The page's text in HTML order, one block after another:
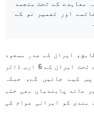
معاہدے کے تحت منجمد
اور تعمیر نو کے
ایران کے صدر مسعود
پزشکیان نے کہا ہے کہ امن معاہدے کے تحت ایران کے 6 ارب ڈالر
کیے جائیں گے، جبکہ
عائد پابندیاں بھی ختم
بندی کو ایرانی عوام کی